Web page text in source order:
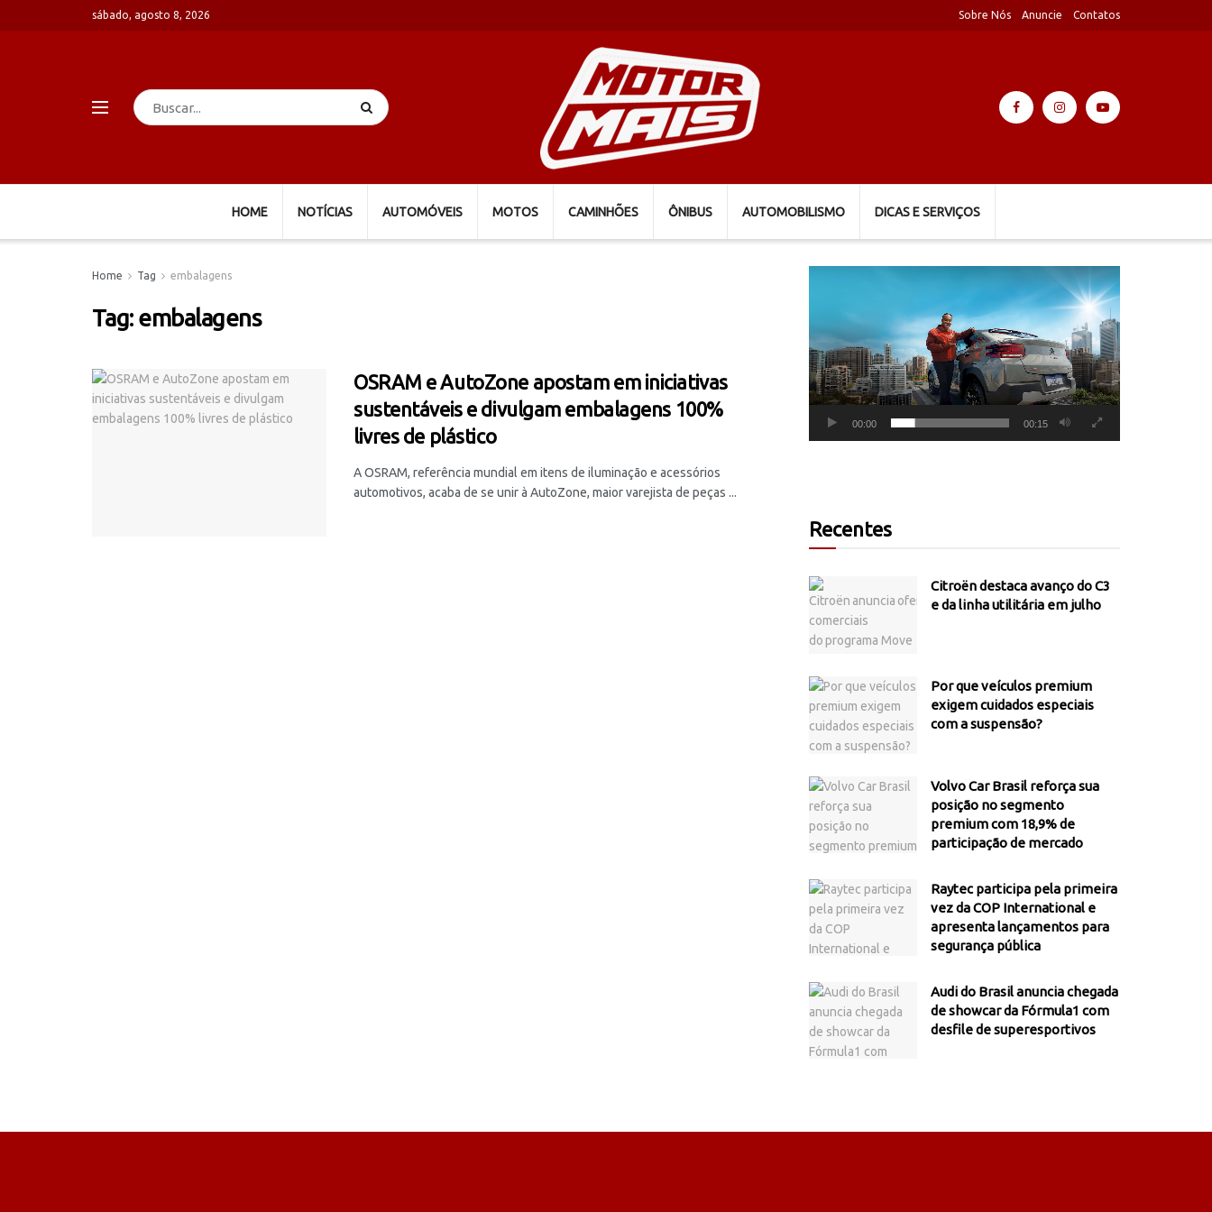
sábado, agosto 8, 2026 Sobre Nós Anuncie Contatos
HOME NOTÍCIAS AUTOMÓVEIS MOTOS CAMINHÕES ÔNIBUS AUTOMOBILISMO DICAS E SERVIÇOS
Home Tag embalagens
Tag: embalagens
OSRAM e AutoZone apostam em iniciativas
sustentáveis e divulgam embalagens 100%
livres de plástico
A OSRAM, referência mundial em itens de iluminação e acessórios
automotivos, acaba de se unir à AutoZone, maior varejista de peças ...
00:00 00:15
Recentes
Citroën destaca avanço do C3
e da linha utilitária em julho
Por que veículos premium
exigem cuidados especiais
com a suspensão?
Volvo Car Brasil reforça sua
posição no segmento
premium com 18,9% de
participação de mercado
Raytec participa pela primeira
vez da COP International e
apresenta lançamentos para
segurança pública
Audi do Brasil anuncia chegada
de showcar da Fórmula1 com
desfile de superesportivos